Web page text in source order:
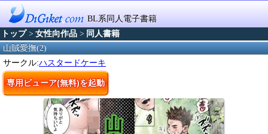
BL系同人電子書籍
トップ> 女性向作品 > 同人書籍
山賊愛撫(2)
サークル:ハスタードケーキ
専用ビューア(無料)を起動